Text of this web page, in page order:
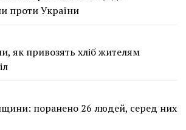
проти України
як привозять хліб жителям
поранено 26 людей, серед них